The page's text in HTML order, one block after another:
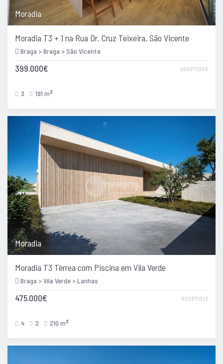
Moradia
Moradia T3 + 1 na Rua Dr. Cruz Teixeira, São Vicente
Braga > Braga > São Vicente
GDSPT1308
399.000€
3 191 m 2
Moradia
Moradia T3 Térrea com Piscina em Vila Verde
Braga > Vila Verde > Lanhas
GDSPT1325
475.000€
4 2 210 m 2